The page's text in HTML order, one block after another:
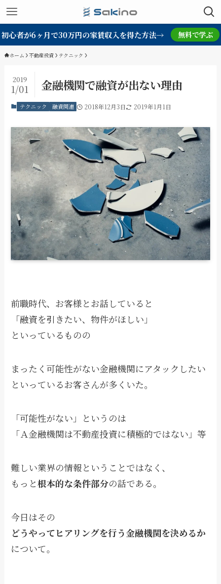
初心者が6ヶ月で30万円の家賃収入を得た方法→ 無料で学ぶ
ホーム 不動産投資 テクニック
金融機関で融資が出ない理由
2019
1/01
テクニック 融資関連 2018年12月3日 2019年1月1日
前職時代、お客様とお話していると
「融資を引きたい、物件がほしい」
といっているものの
まったく可能性がない金融機関にアタックしたい
といっているお客さんが多くいた。
「可能性がない」というのは
「Ａ金融機関は不動産投資に積極的ではない」等
難しい業界の情報ということではなく、
もっと根本的な条件部分の話である。
今日はその
どうやってヒアリングを行う金融機関を決めるか
について。